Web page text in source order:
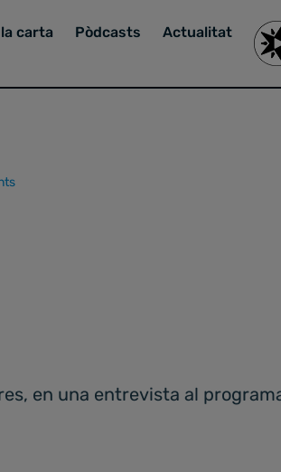
carta Pòdcasts Actualitat
en una entrevista al